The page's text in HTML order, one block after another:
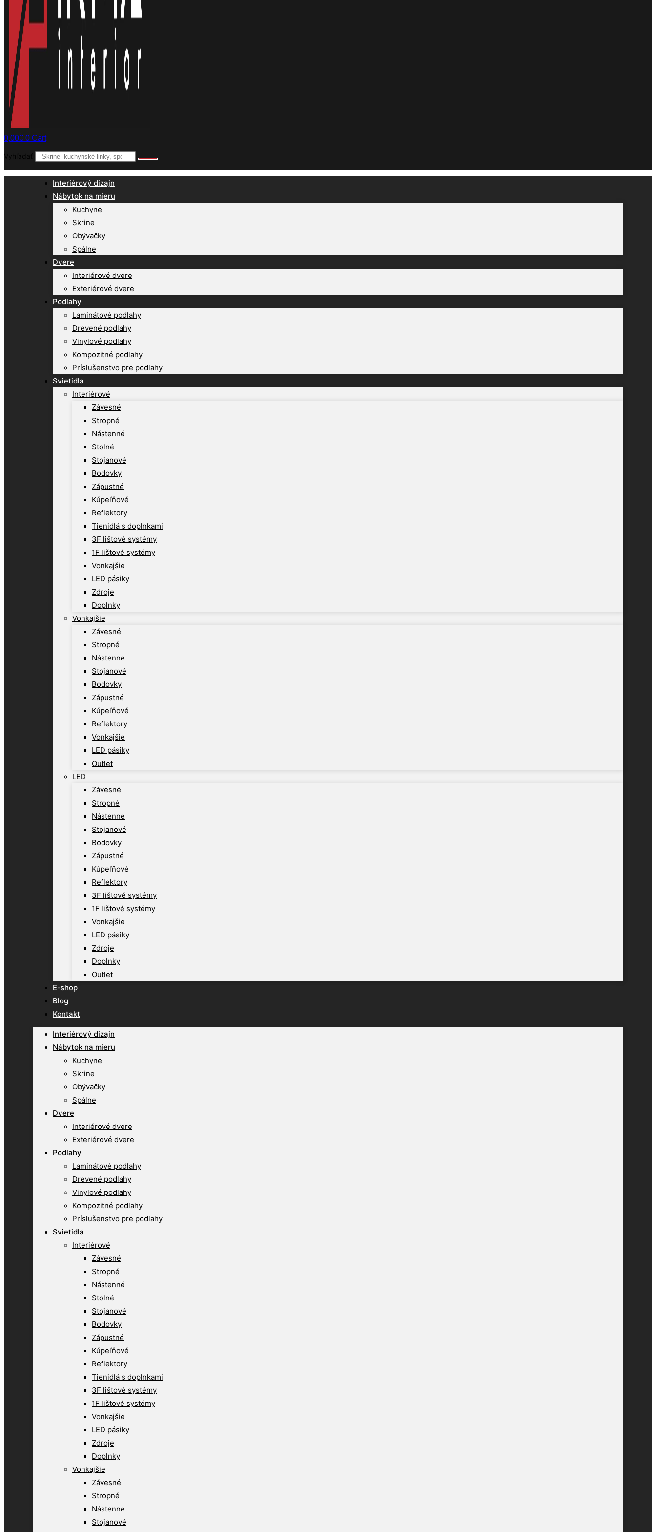
0,00€ 0 Cart
Vyhľadať
Interiérový dizajn
Nábytok na mieru
Kuchyne
Skrine
Obývačky
Spálne
Dvere
Interiérové dvere
Exteriérové dvere
Podlahy
Laminátové podlahy
Drevené podlahy
Vinylové podlahy
Kompozitné podlahy
Príslušenstvo pre podlahy
Svietidlá
Interiérové
Závesné
Stropné
Nástenné
Stolné
Stojanové
Bodovky
Zápustné
Kúpeľňové
Reflektory
Tienidlá s doplnkami
3F lištové systémy
1F lištové systémy
Vonkajšie
LED pásiky
Zdroje
Doplnky
Vonkajšie
Závesné
Stropné
Nástenné
Stojanové
Bodovky
Zápustné
Kúpeľňové
Reflektory
Vonkajšie
LED pásiky
Outlet
LED
Závesné
Stropné
Nástenné
Stojanové
Bodovky
Zápustné
Kúpeľňové
Reflektory
3F lištové systémy
1F lištové systémy
Vonkajšie
LED pásiky
Zdroje
Doplnky
Outlet
E-shop
Blog
Kontakt
Interiérový dizajn
Nábytok na mieru
Kuchyne
Skrine
Obývačky
Spálne
Dvere
Interiérové dvere
Exteriérové dvere
Podlahy
Laminátové podlahy
Drevené podlahy
Vinylové podlahy
Kompozitné podlahy
Príslušenstvo pre podlahy
Svietidlá
Interiérové
Závesné
Stropné
Nástenné
Stolné
Stojanové
Bodovky
Zápustné
Kúpeľňové
Reflektory
Tienidlá s doplnkami
3F lištové systémy
1F lištové systémy
Vonkajšie
LED pásiky
Zdroje
Doplnky
Vonkajšie
Závesné
Stropné
Nástenné
Stojanové